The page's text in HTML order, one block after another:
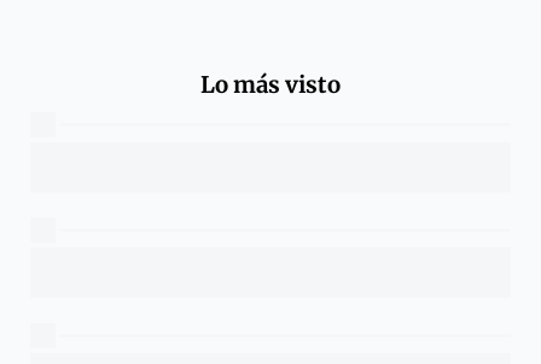
Lo más visto